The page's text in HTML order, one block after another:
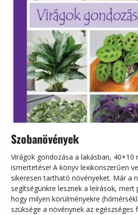
Szobanövények
Virágok gondozása a lakásban, 40+10
ismertetése! A könyv lexikonszerűen
sikeresen tart­ha­tó növényeket. Már a
segítségünkre lesznek a leírások,
hogy milyen körülményekre
szüksége a növénynek az egészséges